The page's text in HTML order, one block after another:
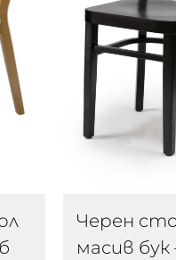
Черен
масив бук